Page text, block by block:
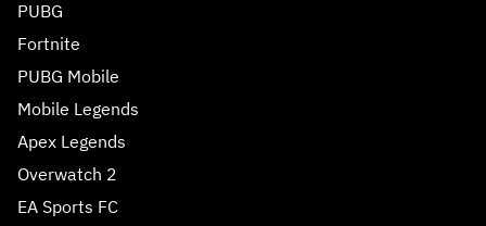
PUBG
Fortnite
PUBG Mobile
Mobile Legends
Apex Legends
Overwatch 2
EA Sports FC